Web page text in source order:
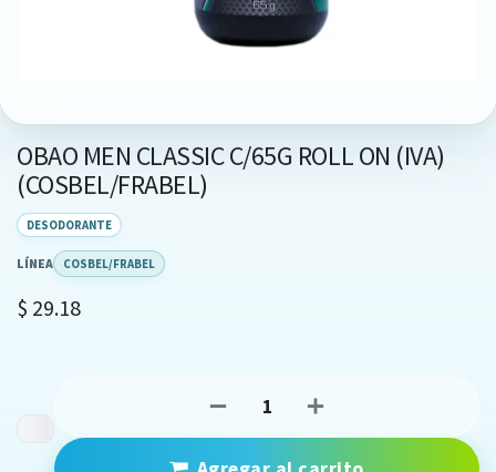
OBAO MEN CLASSIC C/65G ROLL ON (IVA)
(COSBEL/FRABEL)
DESODORANTE
LÍNEA COSBEL/FRABEL
$ 29.18